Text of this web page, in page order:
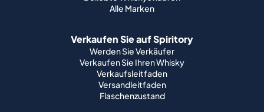
Alle Marken
Verkaufen Sie auf Spiritory
Werden Sie Verkäufer
Verkaufen Sie Ihren Whisky
Verkaufsleitfaden
Versandleitfaden
Flaschenzustand